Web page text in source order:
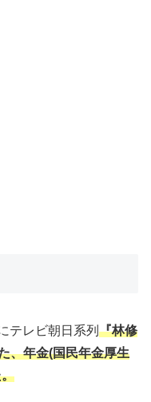
テレビ朝日系列 『林修
、年金(国民年金厚生